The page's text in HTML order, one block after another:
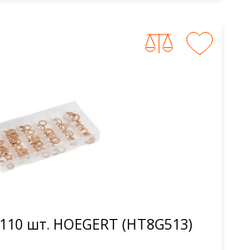
Набір мідних шайб, 110 шт. HOEGERT (HT8G513)